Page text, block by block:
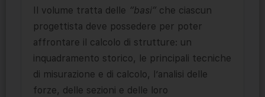
Il volume tratta delle “basi” che ciascun
progettista deve possedere per poter
affrontare il calcolo di strutture: un
inquadramento storico, le principali tecniche
di misurazione e di calcolo, l’analisi delle
forze, delle sezioni e delle loro